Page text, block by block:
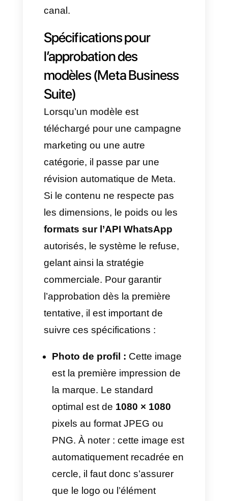
canal où l’attention de
l’utilisateur se mesure à l’activité
immédiate, envoyer un fichier
multimédia incorrect affecte
l’opération, la réputation et les
ventes de façon drastique.
Voici le manuel stratégique
ultime basé sur unguide des
formats sur l’API WhatsApp
conçu pour garantir la
délivrabilité des messages,
éviter les refus de Meta et
exploiter au maximum les
fonctionnalités multimédias du
canal.
l’approbation des
modèles (Meta Business
Suite)
Lorsqu’un modèle est
téléchargé pour une campagne
marketing ou une autre